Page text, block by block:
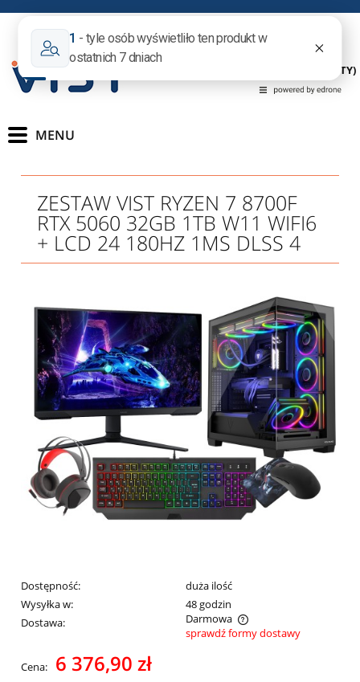
(PUSTY)
ZESTAW VIST RYZEN 7 8700F
RTX 5060 32GB 1TB W11 WIFI6
+ LCD 24 180HZ 1MS DLSS 4
Dostępność:
duża ilość
Wysyłka w:
48 godzin
Dostawa:
Darmowa
Cena nie zawiera ewentualnych kosztów płatności
sprawdź formy dostawy
Cena: 6 376,90 zł